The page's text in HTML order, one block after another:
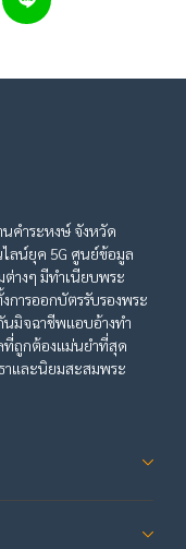
นคำระหงษ์ จังหวัด
ลน์ยุค 5G ศูนย์ข้อมูล
างๆ มีทำเนียบพระ
การออกบัตรรับรองพระ
นมิจฉาชีพแอบอ้างทำ
ที่ถูกต้องแม่นยำที่สุด
าและนิยมสะสมพระ